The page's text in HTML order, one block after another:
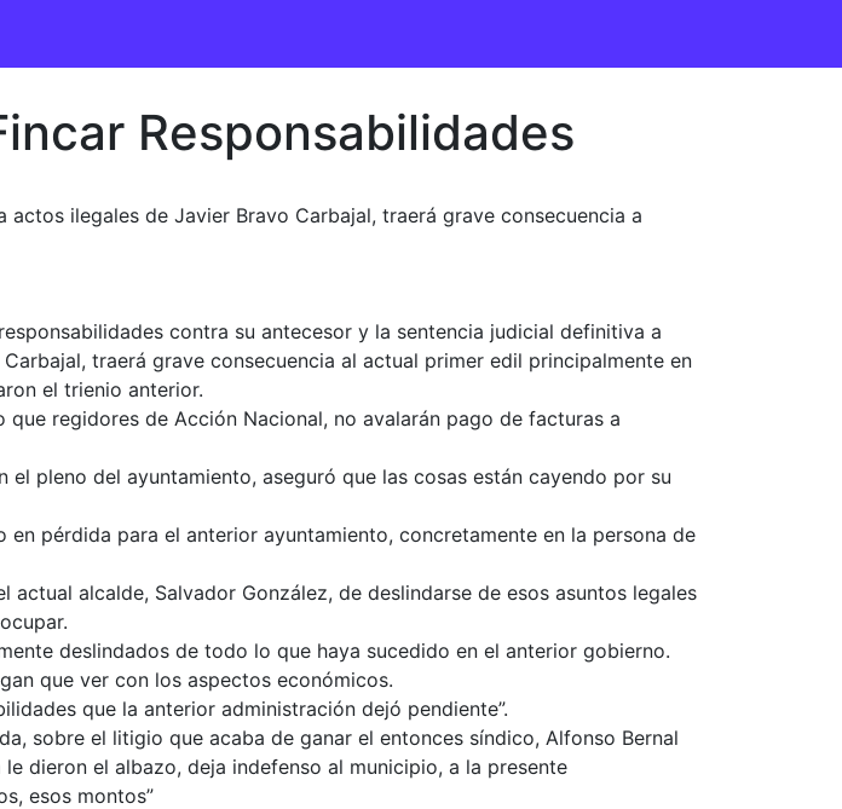
Responsabilidades
ilegales de Javier Bravo Carbajal, traerá grave consecuencia a
contra su antecesor y la sentencia judicial definitiva a
traerá grave consecuencia al actual primer edil principalmente en
el trienio anterior.
regidores de Acción Nacional, no avalarán pago de facturas a
pleno del ayuntamiento, aseguró que las cosas están cayendo por su
pérdida para el anterior ayuntamiento, concretamente en la persona de
alcalde, Salvador González, de deslindarse de esos asuntos legales
deslindados de todo lo que haya sucedido en el anterior gobierno.
que ver con los aspectos económicos.
que la anterior administración dejó pendiente”.
sobre el litigio que acaba de ganar el entonces síndico, Alfonso Bernal
dieron el albazo, deja indefenso al municipio, a la presente
esos montos”